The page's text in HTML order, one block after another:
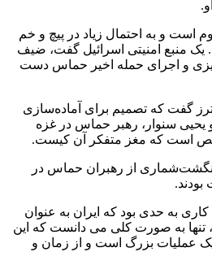
است و به احتمال زیاد در پیچ و خم
یک منبع امنیتی اسرائیل گفت، ضیف
و اجرای حمله اخیر حماس دست
گفت که تصمیم برای آماده‌سازی
سنوار، رهبر حماس در غزه
است که مغز متفکر آن کیست.
انگشت‌شماری از رهبران حماس در
به حدی بود که ایران به عنوان
به صورت کلی می دانست که این
عملیات بزرگ است و از زمان و